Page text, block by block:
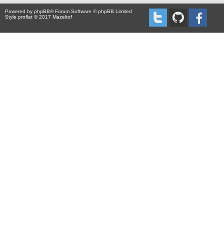
Powered by phpBB® Forum Software © phpBB Limited
Style proflat © 2017 Mazeltof